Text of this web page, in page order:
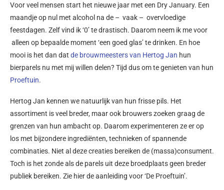
Voor veel mensen start het nieuwe jaar met een Dry January. Een
maandje op nul met alcohol na de – vaak – overvloedige
feestdagen. Zelf vind ik ‘0’ te drastisch. Daarom neem ik me voor
alleen op bepaalde moment ‘een goed glas’ te drinken. En hoe
mooi is het dan dat de brouwmeesters van Hertog Jan hun
bierparels nu met mij willen delen? Tijd dus om te genieten van hun
Proeftuin.
Hertog Jan kennen we natuurlijk van hun frisse pils. Het
assortiment is veel breder, maar ook brouwers zoeken graag de
grenzen van hun ambacht op. Daarom experimenteren ze er op
los met bijzondere ingrediënten, technieken of spannende
combinaties. Niet al deze creaties bereiken de (massa)consument.
Toch is het zonde als de parels uit deze broedplaats geen breder
publiek bereiken. Zie hier de aanleiding voor ‘De Proeftuin’.